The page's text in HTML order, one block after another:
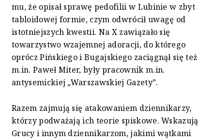
mu, że opisał sprawę pedofilii w Lubinie w zbyt
tabloidowej formie, czym odwrócił uwagę od
istotniejszych kwestii. Na X zawiązało się
towarzystwo wzajemnej adoracji, do którego
oprócz Pińskiego i Bugajskiego zaciągnął się też
m.in. Paweł Miter, były pracownik m.in.
antysemickiej „Warszawskiej Gazety”.
Razem zajmują się atakowaniem dziennikarzy,
którzy podważają ich teorie spiskowe. Wskazują
Grucy i innym dziennikarzom, jakimi wątkami